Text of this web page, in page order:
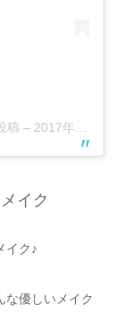
稿 – 2017年12月月17日午前2時48分PST
イク
イク♪
な優しいメイク